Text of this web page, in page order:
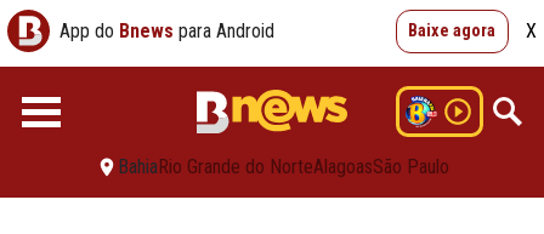
App do Bnews para Android Baixe agora X
BahiaRio Grande do NorteAlagoasSão Paulo